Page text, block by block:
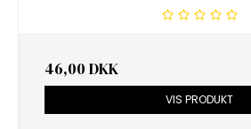
46,00 DKK
VIS PRODUKT